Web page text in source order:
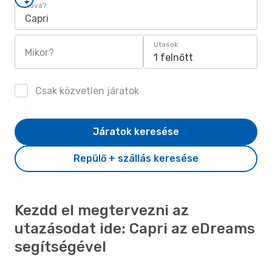
Hová?
Capri
Mikor?
Utasok
1 felnőtt
Csak közvetlen járatok
Repülő + szállás keresése
Járatok keresése
Kezdd el megtervezni az
utazásodat ide: Capri az eDreams
segítségével